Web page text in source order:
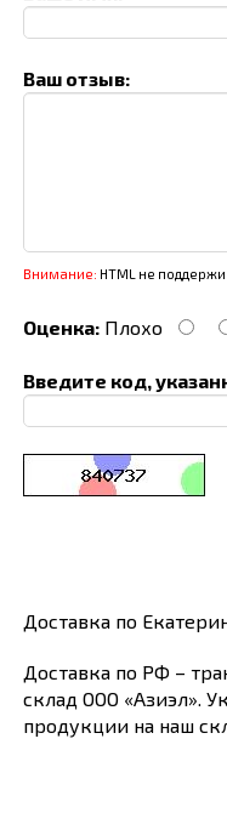
Ваш отзыв:
Внимание: HTML не
Оценка: Плохо
Введите код,
Доставка по
Доставка по РФ –
склад ООО «Азиэл».
продукции на наш